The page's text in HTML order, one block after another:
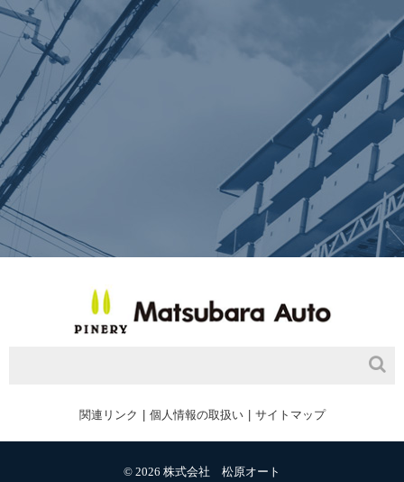
関連リンク 個人情報の取扱い サイトマップ
© 2026 株式会社 松原オート